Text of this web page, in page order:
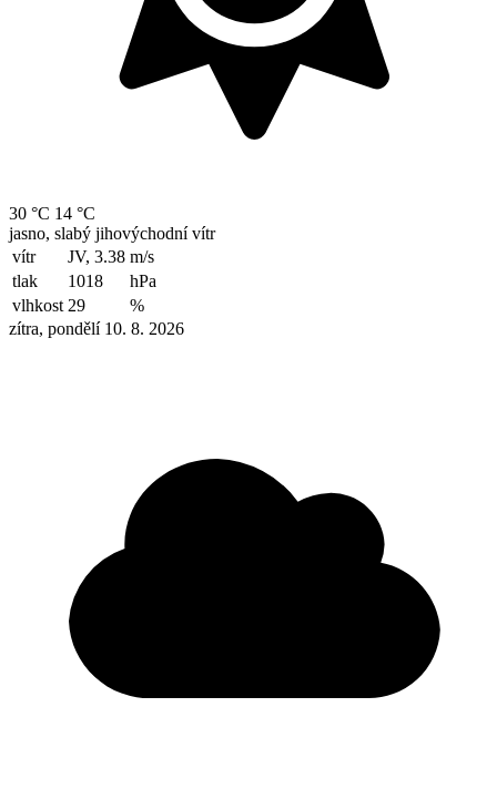
30 °C 14 °C
jasno, slabý jihovýchodní vítr
vítr
JV, 3.38 m/s
tlak
1018
hPa
vlhkost 29
%
zítra, pondělí 10. 8. 2026